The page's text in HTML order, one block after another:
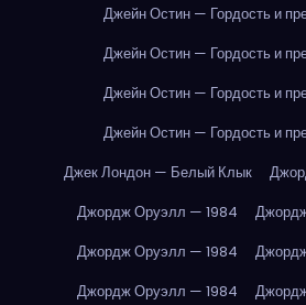
Джейн Остин — Гордость и
Джейн Остин — Гордость и
Джейн Остин — Гордость и
Джейн Остин — Гордость и
Джек Лондон — Белый Клык
Джордж Оруэлл — 1984
Джордж Оруэлл — 1984
Джордж Оруэлл — 1984